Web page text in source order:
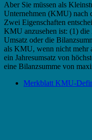
Aber Sie müssen als
Unternehmen (KMU) nach
Zwei Eigenschaften
KMU anzusehen ist: (1)
Umsatz oder die
als KMU, wenn nicht mehr
ein Jahresumsatz von
eine Bilanzsumme von
Merkblatt KMU-